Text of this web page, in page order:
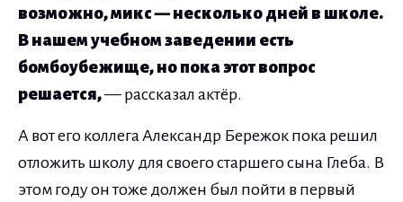
возможно, микс — несколько дней в школе.
В нашем учебном заведении есть
бомбоубежище, но пока этот вопрос
решается,— рассказал актёр.
А вот его коллега Александр Бережок пока решил
отложить школу для своего старшего сына Глеба. В
этом году он тоже должен был пойти в первый